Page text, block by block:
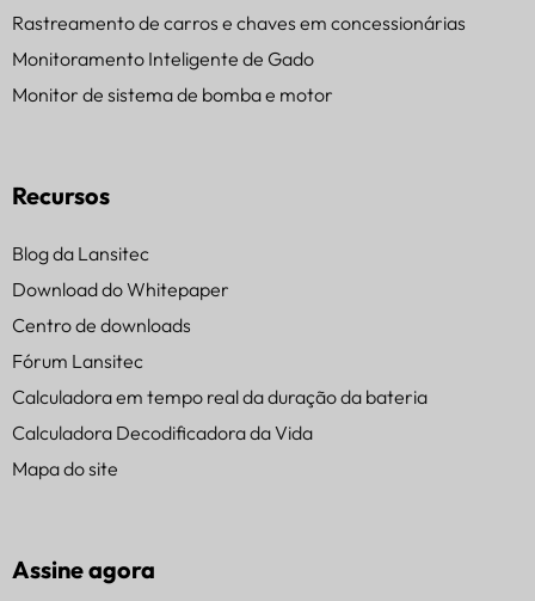
Rastreamento de carros e chaves em concessionárias
Monitoramento Inteligente de Gado
Monitor de sistema de bomba e motor
Recursos
Blog da Lansitec
Download do Whitepaper
Centro de downloads
Fórum Lansitec
Calculadora em tempo real da duração da bateria
Calculadora Decodificadora da Vida
Mapa do site
Assine agora